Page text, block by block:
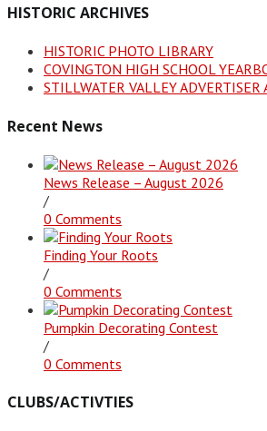
HISTORIC ARCHIVES
HISTORIC PHOTO LIBRARY
COVINGTON HIGH SCHOOL
STILLWATER VALLEY ADVERTISER
Recent News
News Release – August 2026
/
0 Comments
Finding Your Roots
/
0 Comments
Pumpkin Decorating Contest
/
0 Comments
CLUBS/ACTIVTIES